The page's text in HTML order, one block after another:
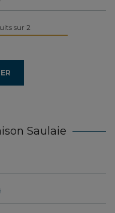
sur 2
Saulaie